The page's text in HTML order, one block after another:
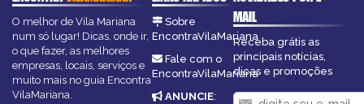
O melhor de Vila Mariana
num só lugar! Dicas, onde ir,
o que fazer, as melhores
empresas, locais, serviços e
muito mais no guia Encontra
VilaMariana.
Sobre
EncontraVilaMariana
Fale com o
EncontraVilaMariana
ANUNCIE:
MAIL
Receba grátis as
principais notícias,
dicas e promoções